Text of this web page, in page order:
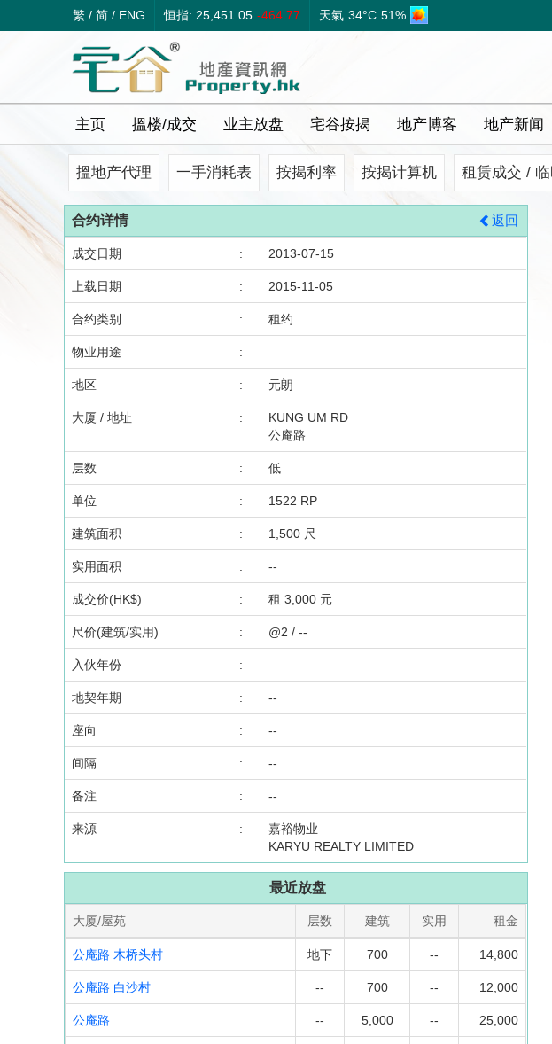
繁 / 简 / ENG 恒指: 25,451.05 -464.77 天氣 34°C 51%
主页 搵楼/成交 业主放盘 宅谷按揭 地产博客 地产新闻
搵地产代理 一手消耗表 按揭利率 按揭计算机 租赁成交 /
合约详情 返回
成交日期 : 2013-07-15
上载日期 : 2015-11-05
合约类别 : 租约
物业用途 :
地区 : 元朗
大厦 / 地址 :
KUNG UM RD
公庵路
层数 : 低
单位 : 1522 RP
建筑面积 : 1,500 尺
实用面积 : --
成交价(HK$) : 租 3,000 元
尺价(建筑/实用) : @2 / --
入伙年份 :
地契年期 : --
座向 : --
间隔 : --
备注 : --
来源 :
嘉裕物业
KARYU REALTY LIMITED
最近放盘
大厦/屋苑 层数 建筑 实用 租金
公庵路 木桥头村 地下 700 -- 14,800
公庵路 白沙村 -- 700 -- 12,000
公庵路 -- 5,000 -- 25,000